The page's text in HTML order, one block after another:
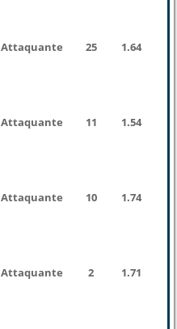
Attaquante 25 1.64
Attaquante 11 1.54
Attaquante 10 1.74
Attaquante 2 1.71